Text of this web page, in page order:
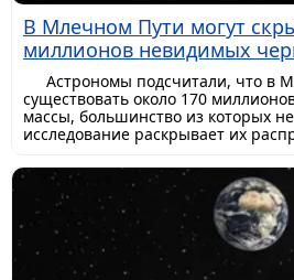
В Млечном Пути могут
миллионов невидимых
Астрономы подсчитали, что в
существовать около 170
массы, большинство из которых
исследование раскрывает их